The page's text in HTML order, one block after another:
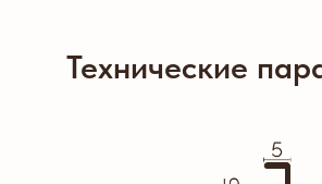
Технические